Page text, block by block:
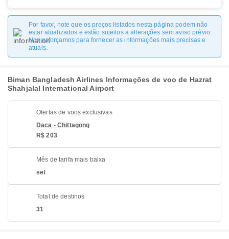
Por favor, note que os preços listados nesta página podem não
estar atualizados e estão sujeitos a alterações sem aviso prévio.
Nos esforçamos para fornecer as informações mais precisas e
atuais.
Biman Bangladesh Airlines Informações de voo de Hazrat
Shahjalal International Airport
Ofertas de voos exclusivas
Daca - Chittagong
R$ 203
Mês de tarifa mais baixa
set
Total de destinos
31